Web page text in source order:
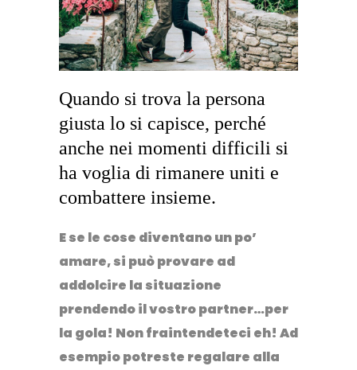
Quando si trova la persona
giusta lo si capisce, perché
anche nei momenti difficili si
ha voglia di rimanere uniti e
combattere insieme.
E se le cose diventano un po’
amare, si può provare ad
addolcire la situazione
prendendo il vostro partner…per
la gola! Non fraintendeteci eh! Ad
esempio potreste regalare alla